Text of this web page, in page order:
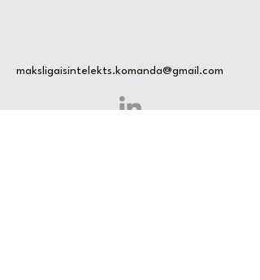
maksligaisintelekts.komanda@gmail.com